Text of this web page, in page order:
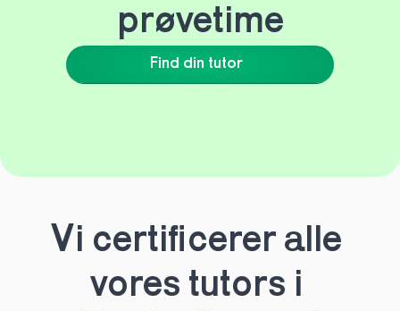
Find din tutor
prøvetime
Vi certificerer alle
vores tutors i